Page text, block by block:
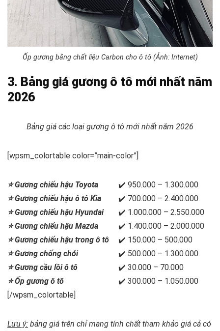
Ốp gương bằng chất liệu Carbon cho ô tô (Ảnh: Internet)
3. Bảng giá gương ô tô mới nhất năm
2026
Bảng giá các loại gương ô tô mới nhất năm 2026
[wpsm_colortable color=”main-color”]
⭐ Gương chiếu hậu Toyota
✔️ 950.000 – 1.300.000
⭐ Gương chiếu hậu ô tô Kia
✔️ 700.000 – 2.400.000
⭐ Gương chiếu hậu Hyundai
✔️ 1.000.000 – 2.550.000
⭐ Gương chiếu hậu Mazda
✔️ 1.400.000 – 2.000.000
⭐ Gương chiếu hậu trong ô tô
✔️ 150.000 – 500.000
⭐ Gương chống chói
✔️ 500.000 – 1.300.000
⭐ Gương cầu lồi ô tô
✔️ 30.000 – 70.000
⭐ Ốp gương ô tô
✔️ 300.000 – 1.050.000
[/wpsm_colortable]
Lưu ý: bảng giá trên chỉ mang tính chất tham khảo giá cả có